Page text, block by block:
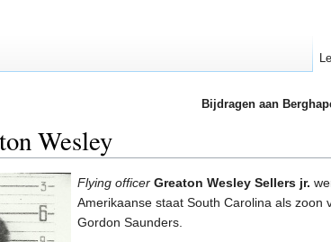
Bijdragen aan
Wesley
Flying officer Greaton Wesley Sellers jr.
Amerikaanse staat South Carolina als zoon
Gordon Saunders.